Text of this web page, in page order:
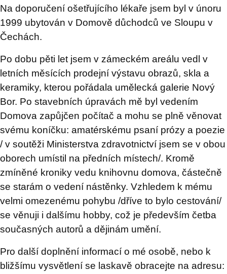
Na doporučení ošetřujícího lékaře jsem byl v únoru
1999 ubytován v Domově důchodců ve Sloupu v
Čechách.
Po dobu pěti let jsem v zámeckém areálu vedl v
letních měsících prodejní výstavu obrazů, skla a
keramiky, kterou pořádala umělecká galerie Nový
Bor. Po stavebních úpravách mě byl vedením
Domova zapůjčen počítač a mohu se plně věnovat
svému koníčku: amatérskému psaní prózy a poezie
/ v soutěži Ministerstva zdravotnictví jsem se v obou
oborech umístil na předních místech/. Kromě
zmíněné kroniky vedu knihovnu domova, částečně
se starám o vedení nástěnky. Vzhledem k mému
velmi omezenému pohybu /dříve to bylo cestování/
se věnuji i dalšímu hobby, což je především četba
současných autorů a dějinám umění.
Pro další doplnění informací o mé osobě, nebo k
bližšímu vysvětlení se laskavě obracejte na adresu: